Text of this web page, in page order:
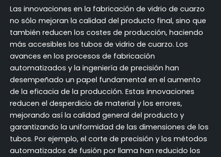
Las innovaciones en la fabricación de vidrio de cuarzo
no sólo mejoran la calidad del producto final, sino que
también reducen los costes de producción, haciendo
más accesibles los tubos de vidrio de cuarzo. Los
avances en los procesos de fabricación
automatizados y la ingeniería de precisión han
desempeñado un papel fundamental en el aumento
de la eficacia de la producción. Estas innovaciones
reducen el desperdicio de material y los errores,
mejorando así la calidad general del producto y
garantizando la uniformidad de las dimensiones de los
tubos. Por ejemplo, el corte de precisión y los métodos
automatizados de fusión por llama han reducido los